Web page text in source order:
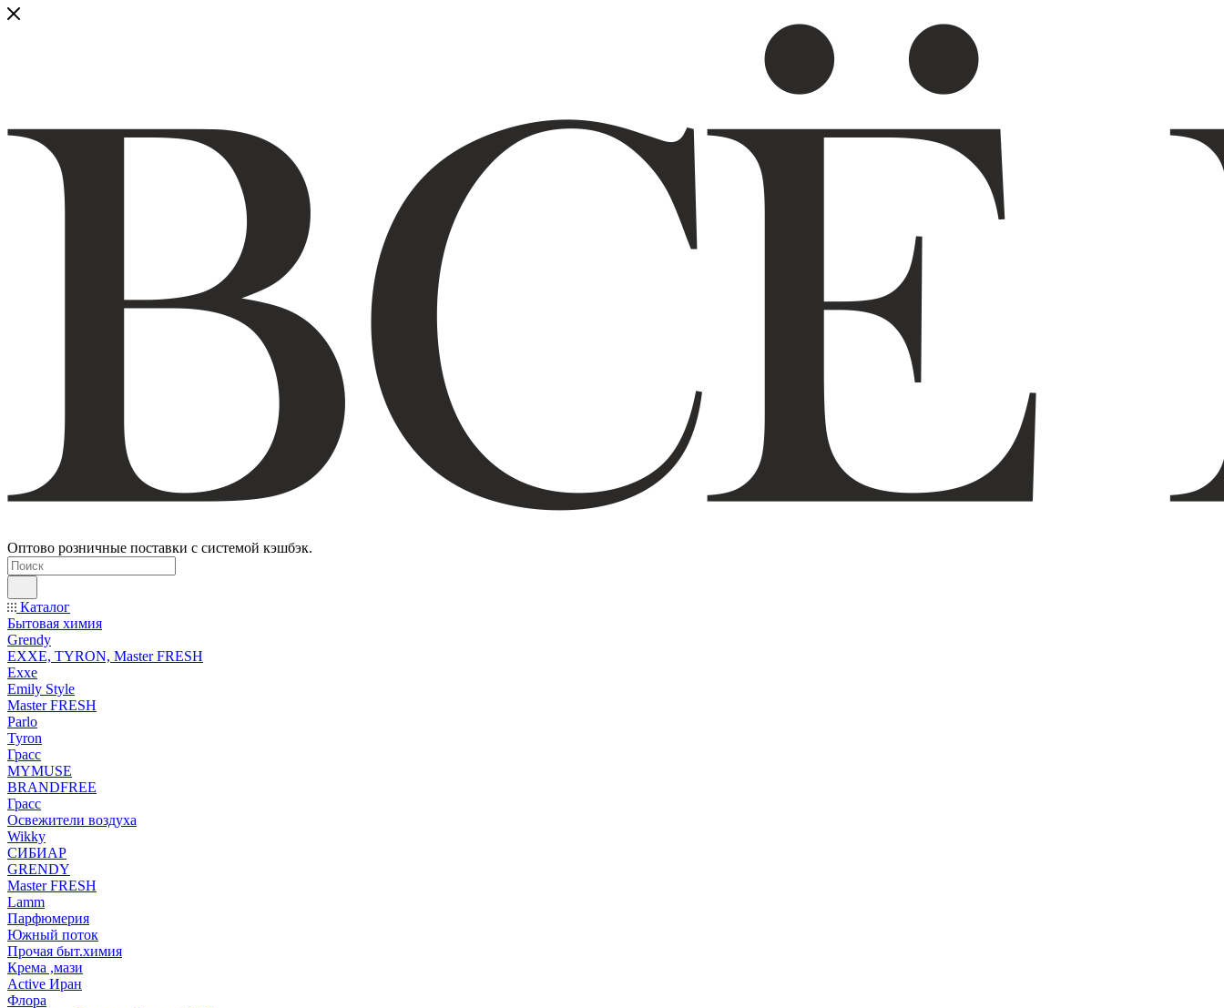
Оптово розничные поставки с системой кэшбэк.
Каталог
Бытовая химия
Grendy
EXXE, TYRON, Master FRESH
Exxe
Emily Style
Master FRESH
Parlo
Tyron
Грасс
MYMUSE
BRANDFREE
Грасс
Освежители воздуха
Wikky
СИБИАР
GRENDY
Master FRESH
Lamm
Парфюмерия
Южный поток
Прочая быт.химия
Крема ,мази
Аctive Иран
Флора